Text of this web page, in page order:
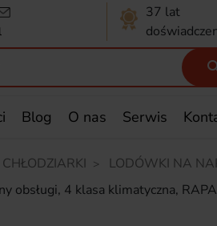
37 lat
Blog O nas Serwis
LODÓWKI NA
obsługi, 4 klasa klimatyczna,